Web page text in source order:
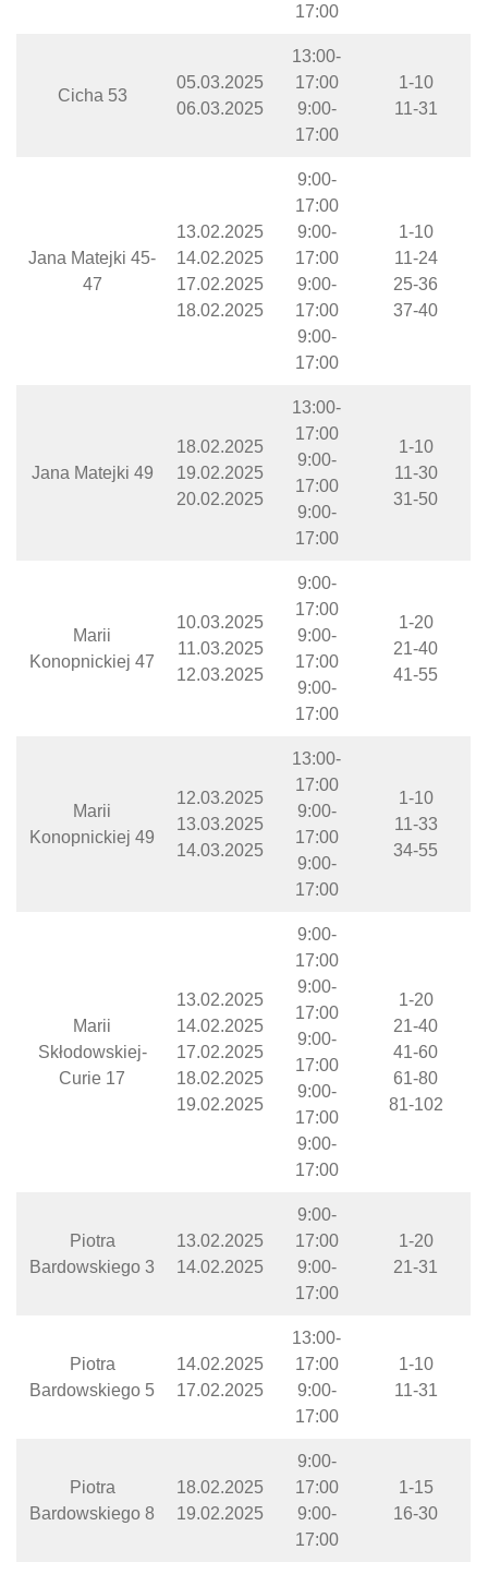
17:00
Cicha 53
05.03.2025
06.03.2025
13:00-
17:00
9:00-
17:00
1-10
11-31
Jana Matejki 45-
47
13.02.2025
14.02.2025
17.02.2025
18.02.2025
9:00-
17:00
9:00-
17:00
9:00-
17:00
9:00-
17:00
1-10
11-24
25-36
37-40
Jana Matejki 49
18.02.2025
19.02.2025
20.02.2025
13:00-
17:00
9:00-
17:00
9:00-
17:00
1-10
11-30
31-50
Marii
Konopnickiej 47
10.03.2025
11.03.2025
12.03.2025
9:00-
17:00
9:00-
17:00
9:00-
17:00
1-20
21-40
41-55
Marii
Konopnickiej 49
12.03.2025
13.03.2025
14.03.2025
13:00-
17:00
9:00-
17:00
9:00-
17:00
1-10
11-33
34-55
Marii
Skłodowskiej-
Curie 17
13.02.2025
14.02.2025
17.02.2025
18.02.2025
19.02.2025
9:00-
17:00
9:00-
17:00
9:00-
17:00
9:00-
17:00
9:00-
17:00
1-20
21-40
41-60
61-80
81-102
Piotra
Bardowskiego 3
13.02.2025
14.02.2025
9:00-
17:00
9:00-
17:00
1-20
21-31
Piotra
Bardowskiego 5
14.02.2025
17.02.2025
13:00-
17:00
9:00-
17:00
1-10
11-31
Piotra
Bardowskiego 8
18.02.2025
19.02.2025
9:00-
17:00
9:00-
17:00
1-15
16-30